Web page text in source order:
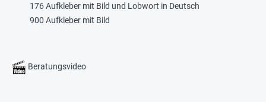
176 Aufkleber mit Bild und Lobwort in Deutsch
900 Aufkleber mit Bild
Beratungsvideo